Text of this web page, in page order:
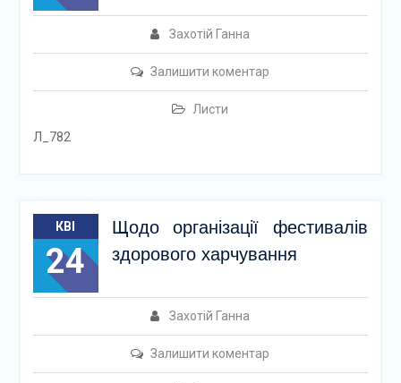
Захотій Ганна
Залишити коментар
Листи
Л_782
КВІ
24
Щодо організації фестивалів
здорового харчування
Захотій Ганна
Залишити коментар